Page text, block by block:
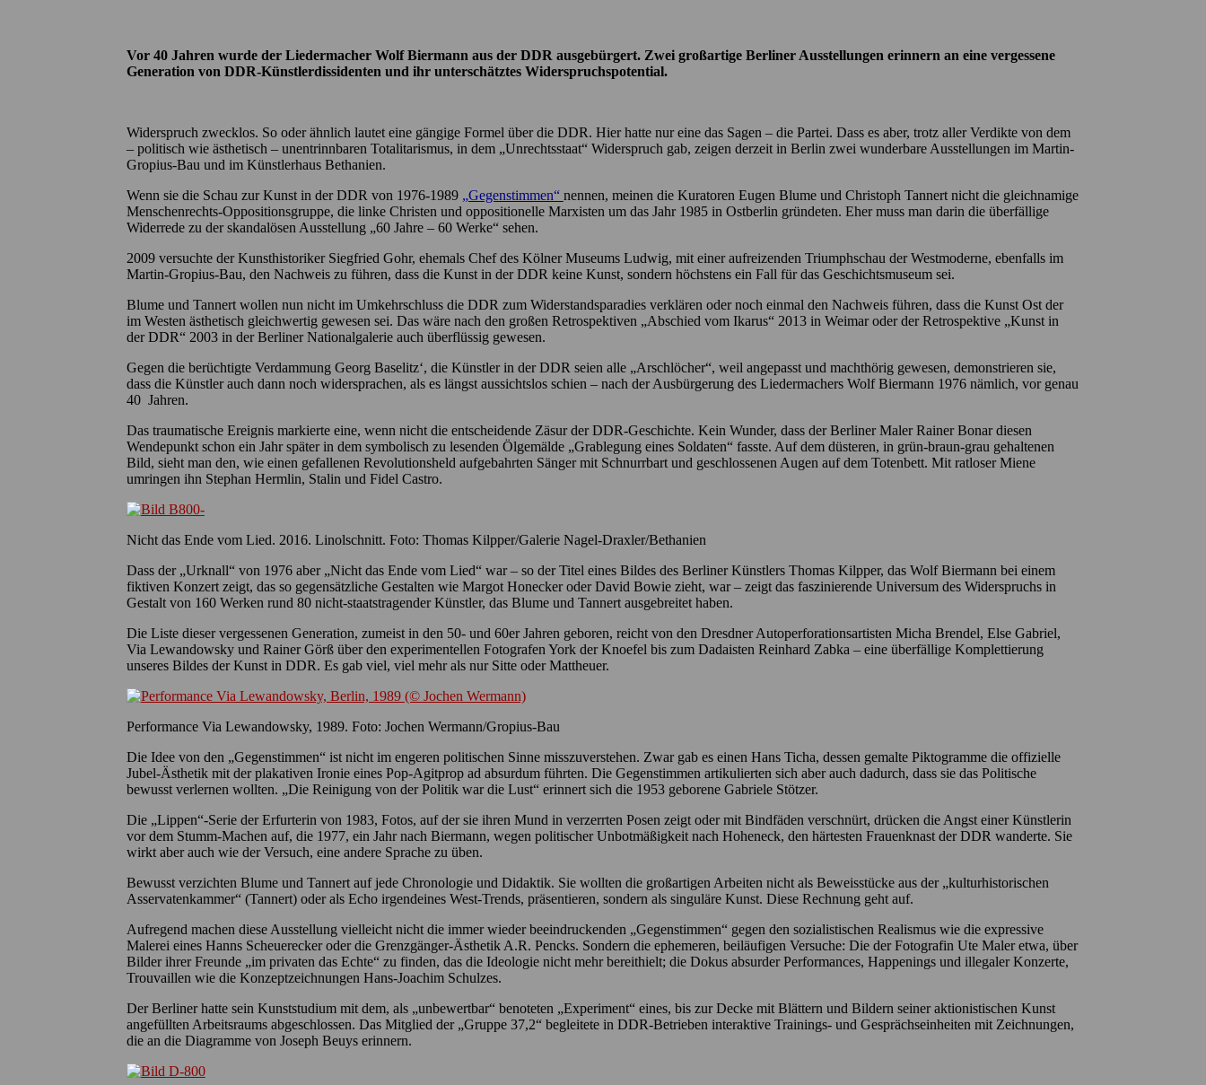
Vor 40 Jahren wurde der Liedermacher Wolf Biermann aus der DDR ausgebürgert. Zwei großartige Berliner Ausstellungen erinnern an eine vergessene
Generation von DDR-Künstlerdissidenten und ihr unterschätztes Widerspruchspotential.
Widerspruch zwecklos. So oder ähnlich lautet eine gängige Formel über die DDR. Hier hatte nur eine das Sagen – die Partei. Dass es aber, trotz aller Verdikte von dem
– politisch wie ästhetisch – unentrinnbaren Totalitarismus, in dem „Unrechtsstaat“ Widerspruch gab, zeigen derzeit in Berlin zwei wunderbare Ausstellungen im Martin-
Gropius-Bau und im Künstlerhaus Bethanien.
Wenn sie die Schau zur Kunst in der DDR von 1976-1989 „Gegenstimmen“ nennen, meinen die Kuratoren Eugen Blume und Christoph Tannert nicht die gleichnamige
Menschenrechts-Oppositionsgruppe, die linke Christen und oppositionelle Marxisten um das Jahr 1985 in Ostberlin gründeten. Eher muss man darin die überfällige
Widerrede zu der skandalösen Ausstellung „60 Jahre – 60 Werke“ sehen.
2009 versuchte der Kunsthistoriker Siegfried Gohr, ehemals Chef des Kölner Museums Ludwig, mit einer aufreizenden Triumphschau der Westmoderne, ebenfalls im
Martin-Gropius-Bau, den Nachweis zu führen, dass die Kunst in der DDR keine Kunst, sondern höchstens ein Fall für das Geschichtsmuseum sei.
Blume und Tannert wollen nun nicht im Umkehrschluss die DDR zum Widerstandsparadies verklären oder noch einmal den Nachweis führen, dass die Kunst Ost der
im Westen ästhetisch gleichwertig gewesen sei. Das wäre nach den großen Retrospektiven „Abschied vom Ikarus“ 2013 in Weimar oder der Retrospektive „Kunst in
der DDR“ 2003 in der Berliner Nationalgalerie auch überflüssig gewesen.
Gegen die berüchtigte Verdammung Georg Baselitz‘, die Künstler in der DDR seien alle „Arschlöcher“, weil angepasst und machthörig gewesen, demonstrieren sie,
dass die Künstler auch dann noch widersprachen, als es längst aussichtslos schien – nach der Ausbürgerung des Liedermachers Wolf Biermann 1976 nämlich, vor genau
40 Jahren.
Das traumatische Ereignis markierte eine, wenn nicht die entscheidende Zäsur der DDR-Geschichte. Kein Wunder, dass der Berliner Maler Rainer Bonar diesen
Wendepunkt schon ein Jahr später in dem symbolisch zu lesenden Ölgemälde „Grablegung eines Soldaten“ fasste. Auf dem düsteren, in grün-braun-grau gehaltenen
Bild, sieht man den, wie einen gefallenen Revolutionsheld aufgebahrten Sänger mit Schnurrbart und geschlossenen Augen auf dem Totenbett. Mit ratloser Miene
umringen ihn Stephan Hermlin, Stalin und Fidel Castro.
Nicht das Ende vom Lied. 2016. Linolschnitt. Foto: Thomas Kilpper/Galerie Nagel-Draxler/Bethanien
Dass der „Urknall“ von 1976 aber „Nicht das Ende vom Lied“ war – so der Titel eines Bildes des Berliner Künstlers Thomas Kilpper, das Wolf Biermann bei einem
fiktiven Konzert zeigt, das so gegensätzliche Gestalten wie Margot Honecker oder David Bowie zieht, war – zeigt das faszinierende Universum des Widerspruchs in
Gestalt von 160 Werken rund 80 nicht-staatstragender Künstler, das Blume und Tannert ausgebreitet haben.
Die Liste dieser vergessenen Generation, zumeist in den 50- und 60er Jahren geboren, reicht von den Dresdner Autoperforationsartisten Micha Brendel, Else Gabriel,
Via Lewandowsky und Rainer Görß über den experimentellen Fotografen York der Knoefel bis zum Dadaisten Reinhard Zabka – eine überfällige Komplettierung
unseres Bildes der Kunst in DDR. Es gab viel, viel mehr als nur Sitte oder Mattheuer.
Performance Via Lewandowsky, 1989. Foto: Jochen Wermann/Gropius-Bau
Die Idee von den „Gegenstimmen“ ist nicht im engeren politischen Sinne misszuverstehen. Zwar gab es einen Hans Ticha, dessen gemalte Piktogramme die offizielle
Jubel-Ästhetik mit der plakativen Ironie eines Pop-Agitprop ad absurdum führten. Die Gegenstimmen artikulierten sich aber auch dadurch, dass sie das Politische
bewusst verlernen wollten. „Die Reinigung von der Politik war die Lust“ erinnert sich die 1953 geborene Gabriele Stötzer.
Die „Lippen“-Serie der Erfurterin von 1983, Fotos, auf der sie ihren Mund in verzerrten Posen zeigt oder mit Bindfäden verschnürt, drücken die Angst einer Künstlerin
vor dem Stumm-Machen auf, die 1977, ein Jahr nach Biermann, wegen politischer Unbotmäßigkeit nach Hoheneck, den härtesten Frauenknast der DDR wanderte. Sie
wirkt aber auch wie der Versuch, eine andere Sprache zu üben.
Bewusst verzichten Blume und Tannert auf jede Chronologie und Didaktik. Sie wollten die großartigen Arbeiten nicht als Beweisstücke aus der „kulturhistorischen
Asservatenkammer“ (Tannert) oder als Echo irgendeines West-Trends, präsentieren, sondern als singuläre Kunst. Diese Rechnung geht auf.
Aufregend machen diese Ausstellung vielleicht nicht die immer wieder beeindruckenden „Gegenstimmen“ gegen den sozialistischen Realismus wie die expressive
Malerei eines Hanns Scheuerecker oder die Grenzgänger-Ästhetik A.R. Pencks. Sondern die ephemeren, beiläufigen Versuche: Die der Fotografin Ute Maler etwa, über
Bilder ihrer Freunde „im privaten das Echte“ zu finden, das die Ideologie nicht mehr bereithielt; die Dokus absurder Performances, Happenings und illegaler Konzerte,
Trouvaillen wie die Konzeptzeichnungen Hans-Joachim Schulzes.
Der Berliner hatte sein Kunststudium mit dem, als „unbewertbar“ benoteten „Experiment“ eines, bis zur Decke mit Blättern und Bildern seiner aktionistischen Kunst
angefüllten Arbeitsraums abgeschlossen. Das Mitglied der „Gruppe 37,2“ begleitete in DDR-Betrieben interaktive Trainings- und Gesprächseinheiten mit Zeichnungen,
die an die Diagramme von Joseph Beuys erinnern.